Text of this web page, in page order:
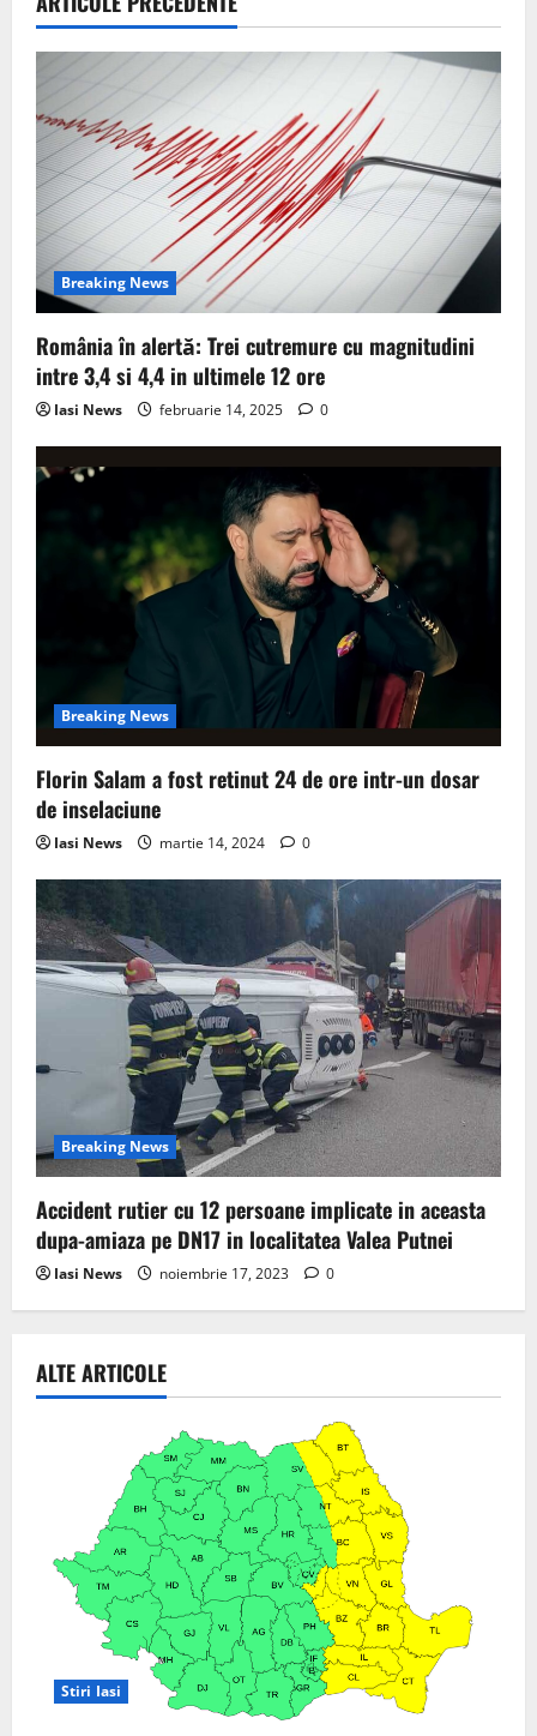
v
i
g
a
t
i
o
n
Breaking News
România în alertă: Trei cutremure cu magnitudini
intre 3,4 si 4,4 in ultimele 12 ore
Iasi News februarie 14, 2025 0
Breaking News
Florin Salam a fost retinut 24 de ore intr-un dosar
de inselaciune
Iasi News martie 14, 2024 0
Breaking News
Accident rutier cu 12 persoane implicate in aceasta
dupa-amiaza pe DN17 in localitatea Valea Putnei
Iasi News noiembrie 17, 2023 0
ALTE ARTICOLE
Stiri Iasi